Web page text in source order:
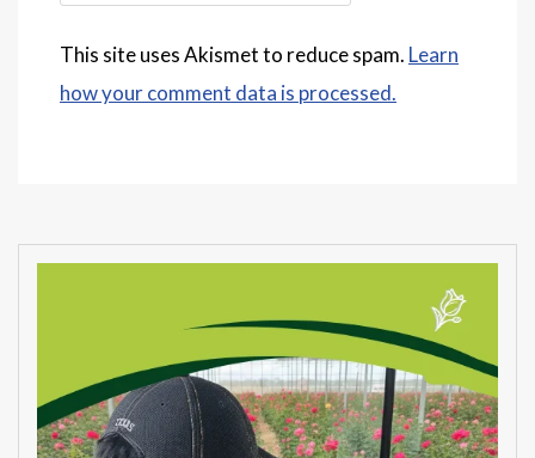
This site uses Akismet to reduce spam. Learn
how your comment data is processed.